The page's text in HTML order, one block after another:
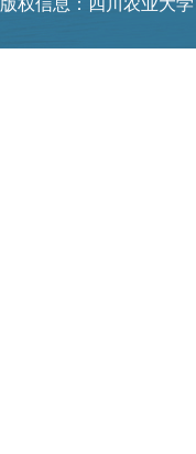
版权信息：四川农业大